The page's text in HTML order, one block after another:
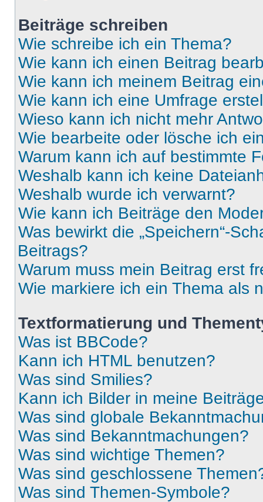
Beiträge schreiben
Wie schreibe ich ein Thema?
Wie kann ich einen Beitrag
Wie kann ich meinem Beitrag
Wie kann ich eine Umfrage
Wieso kann ich nicht mehr
Wie bearbeite oder lösche ich
Warum kann ich auf bestimmte
Weshalb kann ich keine
Weshalb wurde ich verwarnt?
Wie kann ich Beiträge den
Was bewirkt die „Speichern“-
Beitrags?
Warum muss mein Beitrag erst
Wie markiere ich ein Thema als
Textformatierung und
Was ist BBCode?
Kann ich HTML benutzen?
Was sind Smilies?
Kann ich Bilder in meine
Was sind globale
Was sind Bekanntmachungen?
Was sind wichtige Themen?
Was sind geschlossene
Was sind Themen-Symbole?